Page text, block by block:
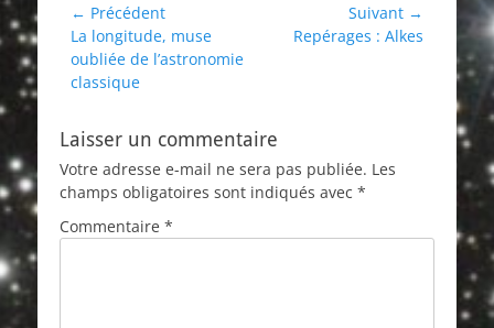
Navigation
de
l’article
← Précédent
Article
précédent :
La longitude, muse
oubliée de l’astronomie
classique
Suivant →
Repérages : Alkes
Laisser un commentaire
Votre adresse e-mail ne sera pas publiée. Les
champs obligatoires sont indiqués avec *
Commentaire *